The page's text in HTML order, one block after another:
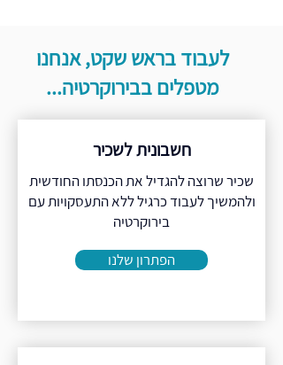
לעבוד בראש שקט, אנחנו
מטפלים בבירוקרטיה...
חשבונית לשכיר
שכיר שרוצה להגדיל את הכנסתו החודשית
ולהמשיך לעבוד כרגיל ללא התעסקויות עם
בירוקרטיה
הפתרון שלנו